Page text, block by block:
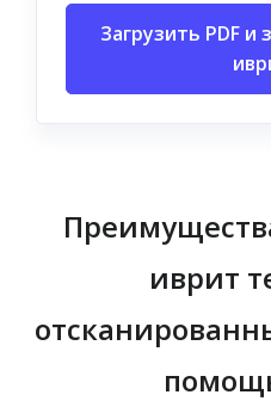
Загрузить PDF и
иврит